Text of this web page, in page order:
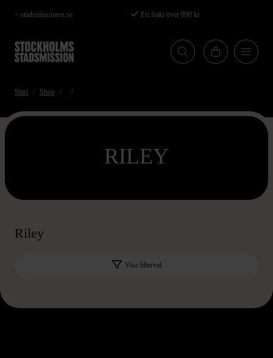
Hoppa
till
huvudinnehåll
< stadsmissionen.se Fri frakt över 990 kr
Start Shop
RILEY
Riley
Visa filterval